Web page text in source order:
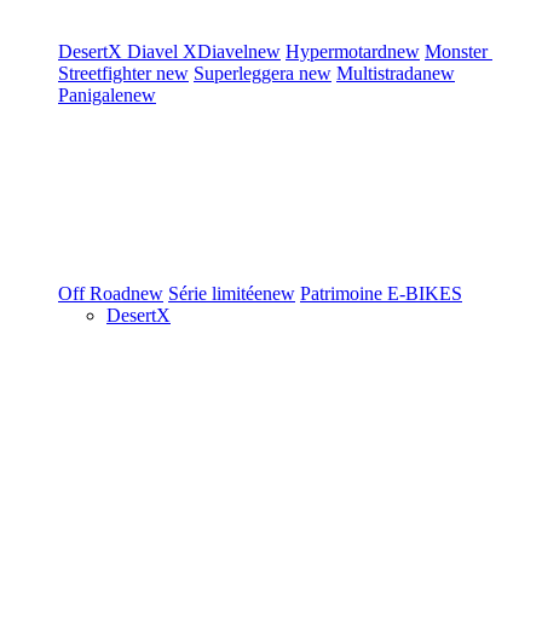
DesertX Diavel XDiavelnew Hypermotardnew Monster
Streetfighternew Superleggera new Multistradanew
Panigalenew
Off Roadnew Série limitéenew Patrimoine E-BIKES
DesertX